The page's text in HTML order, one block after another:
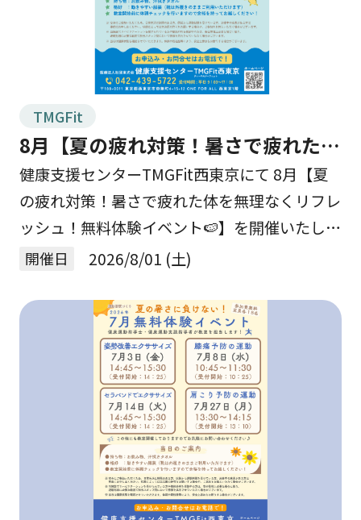
TMGFit
8月【夏の疲れ対策！暑さで疲れた体
を無理なくリフレッシュ！無料体験
イベント🍉】を開催します☆
健康支援センターTMGFit西東京にて 8月【夏
の疲れ対策！暑さで疲れた体を無理なくリフレ
ッシュ！無料体験イベント🍉】を開催いたしま
す☆ 連日の厳しい暑さに、いよいよ夏本番
と、 […]
開催日 2026/8/01 (土)